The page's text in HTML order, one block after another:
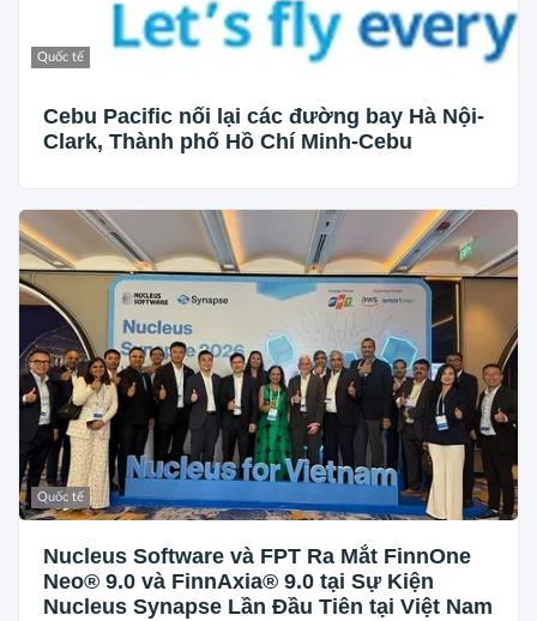
Quốc tế
Cebu Pacific nối lại các đường bay Hà Nội-
Clark, Thành phố Hồ Chí Minh-Cebu
Quốc tế
Nucleus Software và FPT Ra Mắt FinnOne
Neo® 9.0 và FinnAxia® 9.0 tại Sự Kiện
Nucleus Synapse Lần Đầu Tiên tại Việt Nam